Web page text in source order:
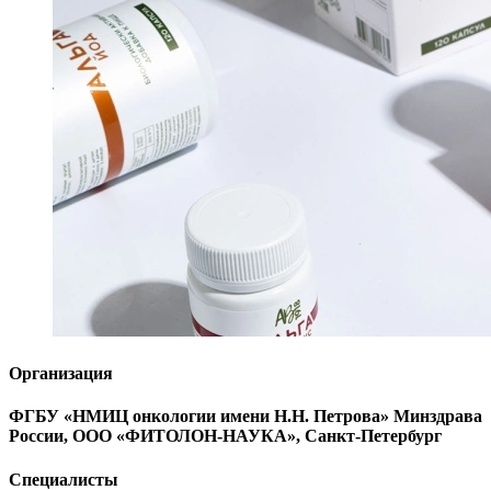
Организация
ФГБУ «НМИЦ онкологии имени Н.Н. Петрова» Минздрава
России, ООО «ФИТОЛОН-НАУКА», Санкт-Петербург
Специалисты